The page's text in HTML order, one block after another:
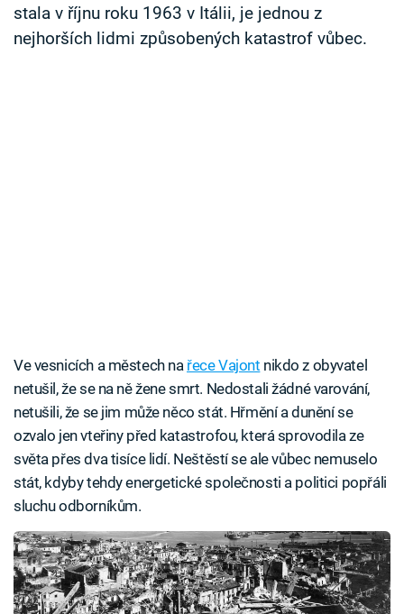
stala v říjnu roku 1963 v Itálii, je jednou z
nejhorších lidmi způsobených katastrof vůbec.
Ve vesnicích a městech na řece Vajont nikdo z obyvatel
netušil, že se na ně žene smrt. Nedostali žádné varování,
netušili, že se jim může něco stát. Hřmění a dunění se
ozvalo jen vteřiny před katastrofou, která sprovodila ze
světa přes dva tisíce lidí. Neštěstí se ale vůbec nemuselo
stát, kdyby tehdy energetické společnosti a politici popřáli
sluchu odborníkům.